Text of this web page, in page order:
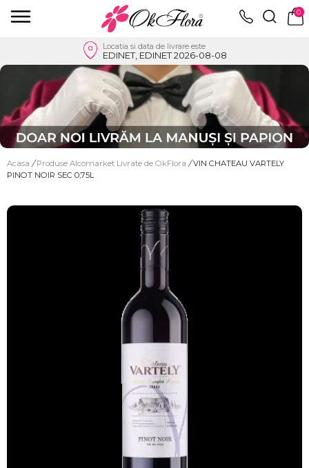
0
Locatia si data de livrare este
EDINET, EDINET 2026-08-08
Acasa / Produse Alcomarket Livrate de OkFlora / VIN CHATEAU VARTELY
PINOT NOIR SEC 0,75L